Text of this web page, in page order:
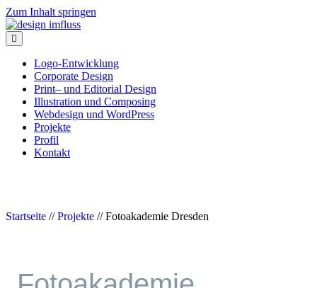
Zum Inhalt springen
Logo-Entwicklung
Corporate Design
Print– und Editorial Design
Illustration und Composing
Webdesign und WordPress
Projekte
Profil
Kontakt
Startseite //Projekte //Fotoakademie Dresden